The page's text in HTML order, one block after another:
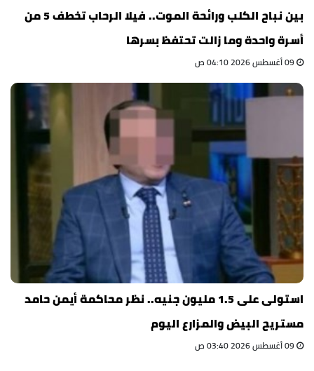
بين نباح الكلب ورائحة الموت.. فيلا الرحاب تخطف 5 من
أسرة واحدة وما زالت تحتفظ بسرها
استولى على 1.5 مليون جنيه.. نظر محاكمة أيمن حامد
مستريح البيض والمزارع اليوم